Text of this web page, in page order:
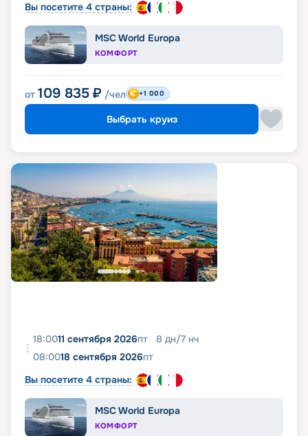
Вы посетите 4 страны:
MSC World Europa
КОМФОРТ
от 109 835 ₽ /чел +1 000
Выбрать круиз
18:0011 сентября 2026пт 8 дн/7 нч
08:0018 сентября 2026пт
Вы посетите 4 страны:
MSC World Europa
КОМФОРТ